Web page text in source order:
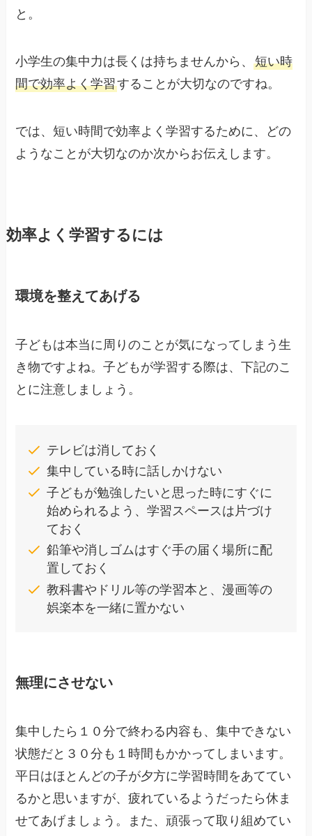
と。
小学生の集中力は長くは持ちませんから、短い時
間で効率よく学習することが大切なのですね。
では、短い時間で効率よく学習するために、どの
ようなことが大切なのか次からお伝えします。
効率よく学習するには
環境を整えてあげる
子どもは本当に周りのことが気になってしまう生
き物ですよね。子どもが学習する際は、下記のこ
とに注意しましょう。
テレビは消しておく
集中している時に話しかけない
子どもが勉強したいと思った時にすぐに
始められるよう、学習スペースは片づけ
ておく
鉛筆や消しゴムはすぐ手の届く場所に配
置しておく
教科書やドリル等の学習本と、漫画等の
娯楽本を一緒に置かない
無理にさせない
集中したら１０分で終わる内容も、集中できない
状態だと３０分も１時間もかかってしまいます。
平日はほとんどの子が夕方に学習時間をあててい
るかと思いますが、疲れているようだったら休ま
せてあげましょう。また、頑張って取り組めてい